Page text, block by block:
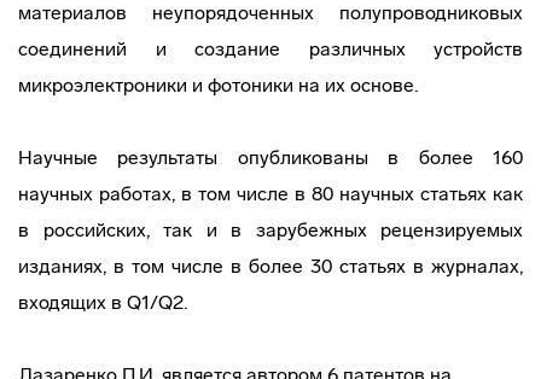
материалов неупорядоченных полупроводниковых
соединений и создание различных устройств
микроэлектроники и фотоники на их основе.
Научные результаты опубликованы в более 160
научных работах, в том числе в 80 научных статьях как
в российских, так и в зарубежных рецензируемых
изданиях, в том числе в более 30 статьях в журналах,
входящих в Q1/Q2.